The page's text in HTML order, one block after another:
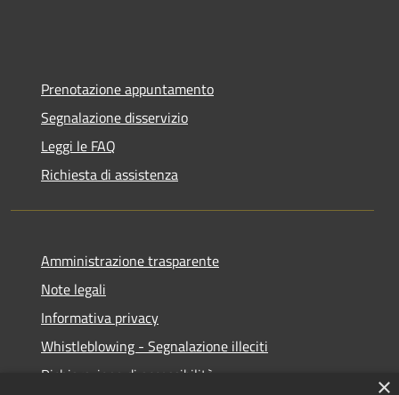
Prenotazione appuntamento
Segnalazione disservizio
Leggi le FAQ
Richiesta di assistenza
Amministrazione trasparente
Note legali
Informativa privacy
Whistleblowing - Segnalazione illeciti
Dichiarazione di accessibilità
×